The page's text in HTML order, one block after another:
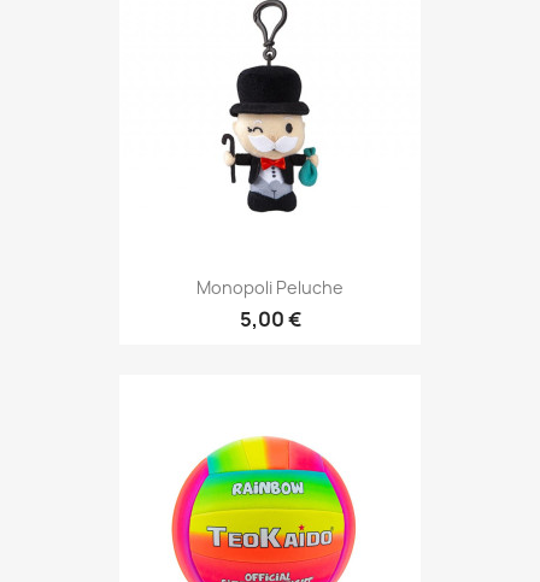
Monopoli Peluche
5,00 €